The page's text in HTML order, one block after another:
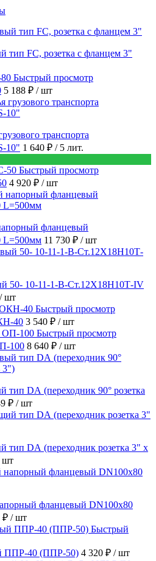
тип FC, розетка с фланцем 3"
Быстрый просмотр
5 188 ₽ / шт
транспорта
10" 1 640 ₽ / 5 лит.
Быстрый просмотр
4 920 ₽ / шт
фланцевый
L=500мм 11 730 ₽ / шт
50- 10-11-1-B-Ст.12Х18Н10Т-IV
/ шт
Быстрый просмотр
40 3 540 ₽ / шт
Быстрый просмотр
100 8 640 ₽ / шт
DА (переходник 90° розетка
₽ / шт
тип DА (переходник розетка 3" х
шт
фланцевый DN100х80
₽ / шт
Быстрый
ППР-40 (ППР-50) 4 320 ₽ / шт